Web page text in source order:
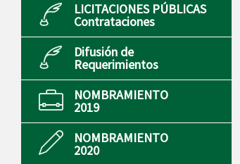
LICITACIONES PÚBLICAS
Contrataciones
Difusión de
Requerimientos
NOMBRAMIENTO
2019
NOMBRAMIENTO
2020